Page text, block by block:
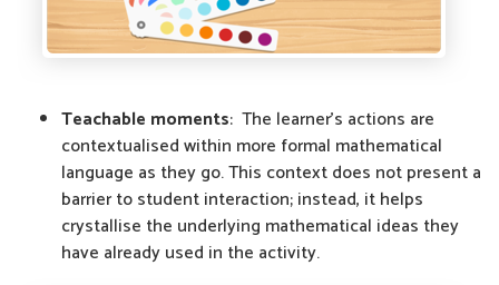
Teachable moments: The learner's actions are
contextualised within more formal mathematical
language as they go. This context does not present a
barrier to student interaction; instead, it helps
crystallise the underlying mathematical ideas they
have already used in the activity.